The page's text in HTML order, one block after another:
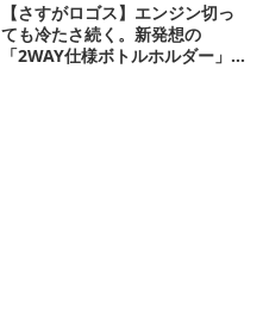
【さすがロゴス】エンジン切っ
ても冷たさ続く。新発想の
「2WAY仕様ボトルホルダー」が